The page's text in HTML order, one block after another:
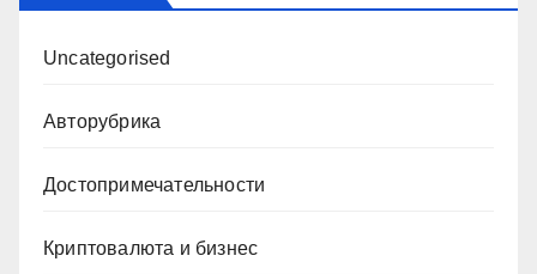
Uncategorised
Авторубрика
Достопримечательности
Криптовалюта и бизнес